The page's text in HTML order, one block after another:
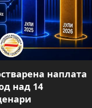
наплата
над 14